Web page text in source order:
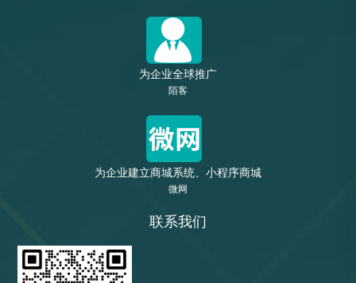
为企业全球推广
陌客
为企业建立商城系统、小程序商城
微网
联系我们